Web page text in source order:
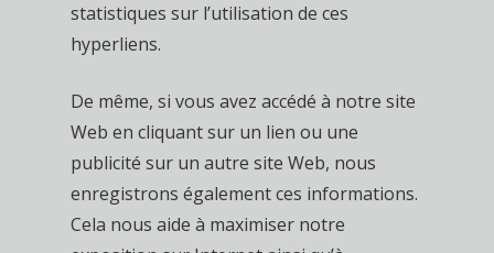
statistiques sur l’utilisation de ces
hyperliens.
De même, si vous avez accédé à notre site
Web en cliquant sur un lien ou une
publicité sur un autre site Web, nous
enregistrons également ces informations.
Cela nous aide à maximiser notre